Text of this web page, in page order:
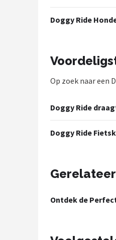
Mountainbikes
New Looxs
Doggy Ride
Op zoek naar een
Doggy Ride
Doggy Ride
Ontdek de